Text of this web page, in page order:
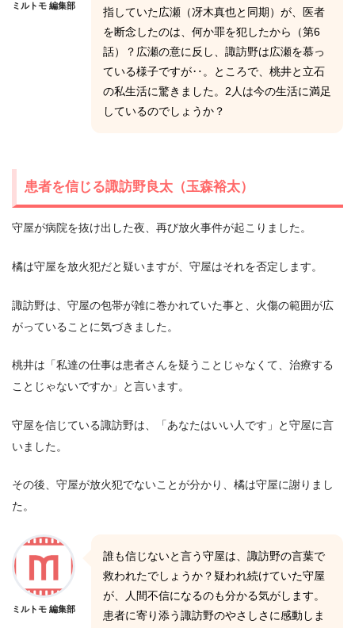
ミルトモ 編集部
指していた広瀬（冴木真也と同期）が、医者
を断念したのは、何か罪を犯したから（第6
話）？広瀬の意に反し、諏訪野は広瀬を慕っ
ている様子ですが‥。ところで、桃井と立石
の私生活に驚きました。2人は今の生活に満足
しているのでしょうか？
患者を信じる諏訪野良太（玉森裕太）
守屋が病院を抜け出した夜、再び放火事件が起こりました。
橘は守屋を放火犯だと疑いますが、守屋はそれを否定します。
諏訪野は、守屋の包帯が雑に巻かれていた事と、火傷の範囲が広
がっていることに気づきました。
桃井は「私達の仕事は患者さんを疑うことじゃなくて、治療する
ことじゃないですか」と言います。
守屋を信じている諏訪野は、「あなたはいい人です」と守屋に言
いました。
その後、守屋が放火犯でないことが分かり、橘は守屋に謝りまし
た。
ミルトモ 編集部
誰も信じないと言う守屋は、諏訪野の言葉で
救われたでしょうか？疑われ続けていた守屋
が、人間不信になるのも分かる気がします。
患者に寄り添う諏訪野のやさしさに感動しま